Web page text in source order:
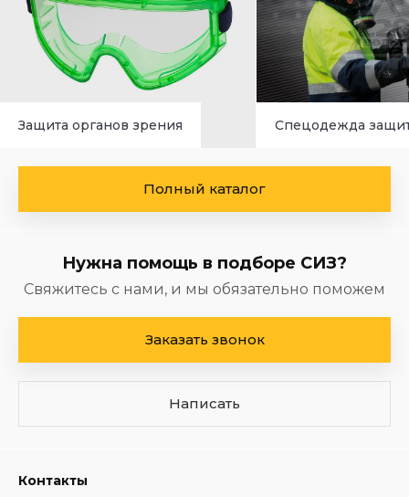
Защита органов зрения Спецодежда
Полный каталог
Нужна помощь в подборе СИЗ?
Свяжитесь с нами, и мы обязательно поможем
Заказать звонок
Написать
Контакты